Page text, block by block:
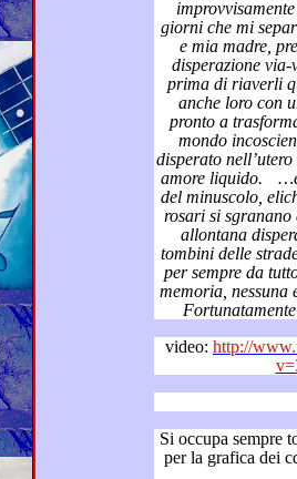
giorni che mi separano dal
e mia madre, preceduti da un lungo periodo di
disperazione via-via
prima di riaverli qui, consumati e stanchi e delusi,
anche loro con un
mondo incosciente, coccolato… un
disperato nell’utero di mia madre, un tunnel verso un
amore liquido.
…e dopo?
del minuscolo, eliche disossiribonucleiche che come
rosari si sgranano al ritmo della vita, un’eco che si
allontana disperdendosi come acque reflue nei
per sempre da tutto con un
video: http://
Si occupa sempre
per la grafica dei cd, del suo sito web, perchè come